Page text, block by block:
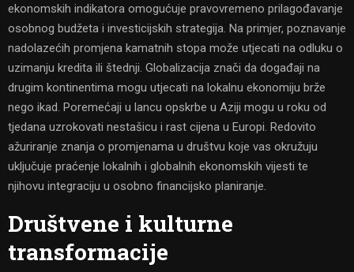
ekonomskih indikatora omogućuje pravovremeno prilagođavanje
osobnog budžeta i investicijskih strategija. Na primjer, poznavanje
nadolazećih promjena kamatnih stopa može utjecati na odluku o
uzimanju kredita ili štednji. Globalizacija znači da događaji na
drugim kontinentima mogu utjecati na lokalnu ekonomiju brže
nego ikad. Poremećaji u lancu opskrbe u Aziji mogu u roku od
tjedana uzrokovati nestašicu i rast cijena u Europi. Redovito
ažuriranje znanja o promjenama u društvu koje vas okružuju
uključuje praćenje lokalnih i globalnih ekonomskih vijesti te
njihovu integraciju u osobno financijsko planiranje.
Društvene i kulturne
transformacije